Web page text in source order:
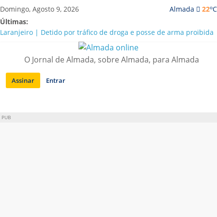
Saltar
para
conteúdo
Almada 22oC
Domingo, Agosto 9, 2026
Últimas:
Laranjeiro | Detido por tráfico de droga e posse de arma proibida
A “crise” da água em Almada: ilações e ensinamentos necessários
Costa da Caparica | Polícia Marítima e ASAE detectam
irregularidades em habitações e restaurantes
APA diz que falta de água em Almada “foi um problema de má
O Jornal de Almada, sobre Almada, para Almada
Assinar Entrar
PUB